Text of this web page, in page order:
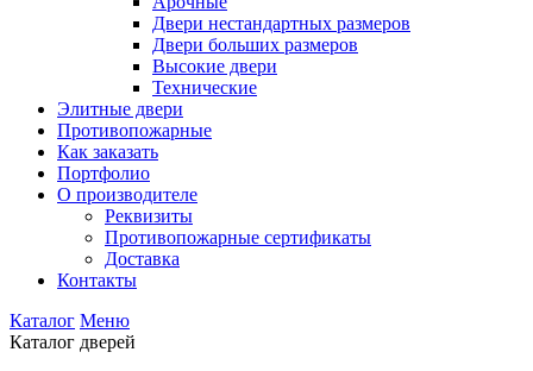
Двери нестандартных размеров
Двери больших размеров
Высокие двери
Технические
Элитные двери
Противопожарные
Как заказать
Портфолио
О производителе
Реквизиты
Противопожарные сертификаты
Доставка
Контакты
Каталог Меню
Каталог дверей